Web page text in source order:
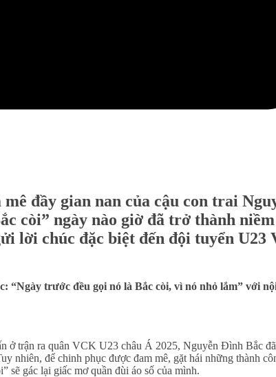
đầy gian nan của cậu con trai
còi” ngày nào giờ đã trở thành
lời chúc đặc biệt đến đội tuyển U23
“Ngày trước đều gọi nó là Bắc còi, vì nó nhỏ lắm” với
ở trận ra quân VCK U23 châu Á 2025, Nguyễn Đình Bắc
nhiên, để chinh phục được đam mê, gặt hái những thành
sẽ gác lại giấc mơ quần đùi áo số của mình.